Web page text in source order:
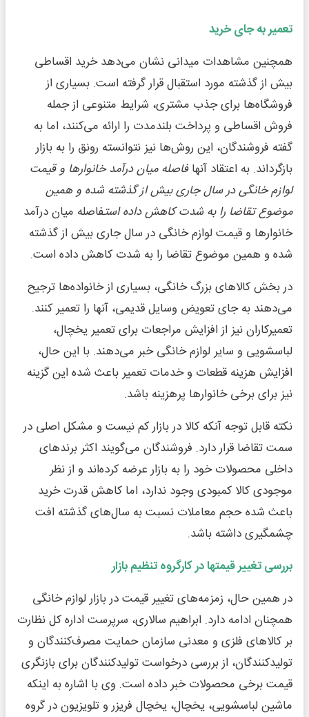
تعمیر به جای خرید
همچنین مشاهدات میدانی نشان می‌دهد خرید اقساطی
بیش از گذشته مورد استقبال قرار گرفته است. بسیاری از
فروشگاه‌ها برای جذب مشتری، شرایط متنوعی از جمله
فروش اقساطی و پرداخت بلندمدت را ارائه می‌کنند، اما به
گفته فروشندگان، این روش‌ها نیز نتوانسته رونق را به بازار
بازگرداند. به اعتقاد آنهافاصله میان درآمد خانوارها و قیمت
لوازم خانگی در سال جاری بیش از گذشته شده و همین
موضوع تقاضا را به شدت کاهش داده استفاصله میان درآمد
خانوارها و قیمت لوازم خانگی در سال جاری بیش از گذشته
شده و همین موضوع تقاضا را به شدت کاهش داده است.
در بخش کالاهای بزرگ خانگی، بسیاری از خانواده‌ها ترجیح
می‌دهند به جای تعویض وسایل قدیمی، آنها را تعمیر کنند.
تعمیرکاران نیز از افزایش مراجعات برای تعمیر یخچال،
لباسشویی و سایر لوازم خانگی خبر می‌دهند. با این حال،
افزایش هزینه قطعات و خدمات تعمیر باعث شده این گزینه
نیز برای برخی خانوارها پرهزینه باشد.
نکته قابل توجه آنکه کالا در بازار کم نیست و مشکل اصلی در
سمت تقاضا قرار دارد. فروشندگان می‌گویند اکثر برندهای
داخلی محصولات خود را به بازار عرضه کرده‌اند و از نظر
موجودی کالا کمبودی وجود ندارد، اما کاهش قدرت خرید
باعث شده حجم معاملات نسبت به سال‌های گذشته افت
چشمگیری داشته باشد.
بررسی تغییر قیمتها در کارگروه تنظیم بازار
در همین حال، زمزمه‌های تغییر قیمت در بازار لوازم خانگی
همچنان ادامه دارد. ابراهیم سالاری، سرپرست اداره کل نظارت
بر کالاهای فلزی و معدنی سازمان حمایت مصرف‌کنندگان و
تولیدکنندگان، از بررسی درخواست تولیدکنندگان برای بازنگری
قیمت برخی محصولات خبر داده است. وی با اشاره به اینکه
ماشین لباسشویی، یخچال، یخچال فریزر و تلویزیون در گروه